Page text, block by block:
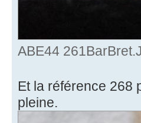
ABE44
Et la référence 268
pleine.